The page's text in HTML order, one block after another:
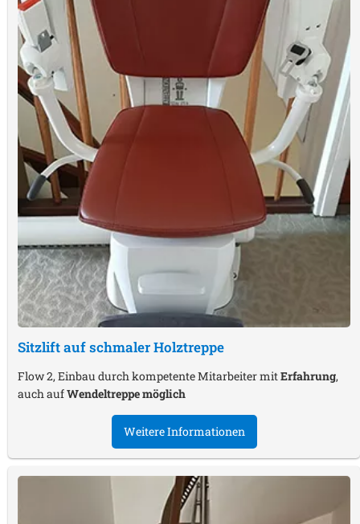
Sitzlift auf schmaler Holztreppe
Flow 2, Einbau durch kompetente Mitarbeiter mitErfahrung,
auch aufWendeltreppe möglich
Weitere Informationen